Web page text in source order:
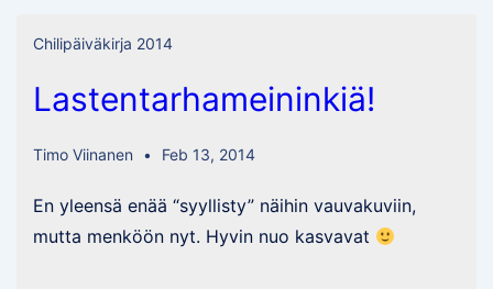
Chilipäiväkirja 2014
Lastentarhameininkiä!
Timo Viinanen Feb 13, 2014
En yleensä enää “syyllisty” näihin vauvakuviin,
mutta menköön nyt. Hyvin nuo kasvavat